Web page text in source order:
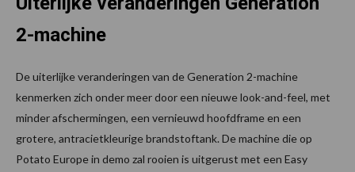
2-machine
De uiterlijke veranderingen van de Generation 2-machine
kenmerken zich onder meer door een nieuwe look-and-feel, met
minder afschermingen, een vernieuwd hoofdframe en een
grotere, antracietkleurige brandstoftank. De machine die op
Potato Europe in demo zal rooien is uitgerust met een Easy